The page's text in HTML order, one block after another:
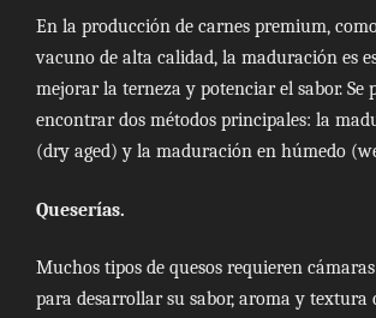
En la producción de carnes premium,
vacuno de alta calidad, la maduración es
mejorar la terneza y potenciar el sabor. Se
encontrar dos métodos principales: la
(dry aged) y la maduración en húmedo
Queserías.
Muchos tipos de quesos requieren
para desarrollar su sabor, aroma y textura